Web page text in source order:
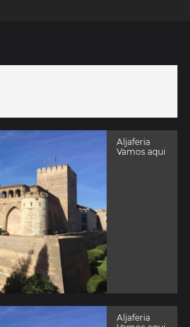
Aljaferia
Vamos aqui
Aljaferia